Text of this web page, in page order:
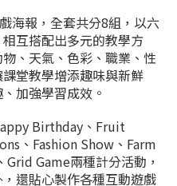
報，全套共分8組，以六
互搭配出多元的教學方
、天氣、色彩、職業、性
堂教學增添趣味與新鮮
加強學習成效。
Birthday、Fruit
、Fashion Show、Farm
Game兩種計分活動，
還貼心製作各種互動遊戲